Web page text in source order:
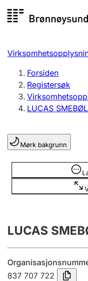
Registersøk
Aksjeselskap
Registrere, endre,
Lag og forening
Registrere, endre,
Årsregnskap
Innsending og
Forsiden
Registersøk
LUCAS
Mørk bakgrunn
Opplysninger er skjult
LUCAS
837 707 722